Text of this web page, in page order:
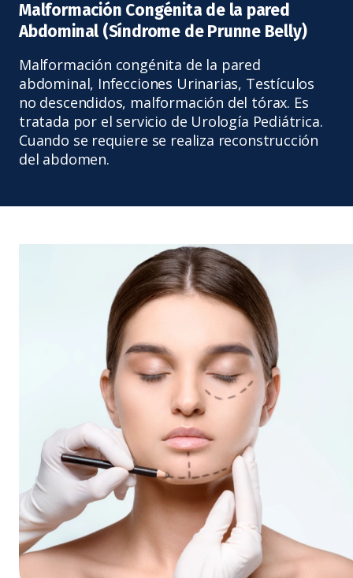
Malformación Congénita de la pared
Abdominal (Síndrome de Prunne Belly)
Malformación congénita de la pared
abdominal, Infecciones Urinarias, Testículos
no descendidos, malformación del tórax. Es
tratada por el servicio de Urología Pediátrica.
Cuando se requiere se realiza reconstrucción
del abdomen.